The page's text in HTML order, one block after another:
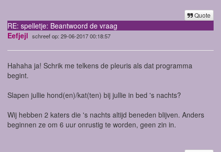
Quote
RE: spelletje: Beantwoord de vraag
Eefjejl schreef op: 29-06-2017 00:18:57
Hahaha ja! Schrik me telkens de pleuris als dat programma
begint.
Slapen jullie hond(en)/kat(ten) bij jullie in bed 's nachts?
Wij hebben 2 katers die 's nachts altijd beneden blijven. Anders
beginnen ze om 6 uur onrustig te worden, geen zin in.